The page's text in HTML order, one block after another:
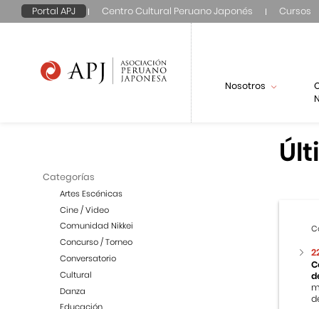
Portal APJ Centro Cultural Peruano Japonés Cursos
Nosotros
Categorías
Artes Escénicas
Cine / Video
Comunidad Nikkei
Concurso / Torneo
Conversatorio
Cultural
Danza